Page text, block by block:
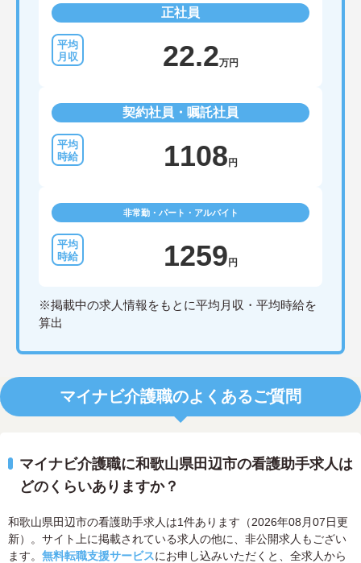
正社員
22.2万円
契約社員・嘱託社員
1108 円
非常勤・パート・アルバイト
1259 円
※掲載中の求人情報をもとに平均月収・平均時給を
算出
マイナビ介護職のよくあるご質問
マイナビ介護職に和歌山県田辺市の看護助手求人は
どのくらいありますか？
和歌山県田辺市の看護助手求人は1件あります（2026年08月07日更
新）。サイト上に掲載されている求人の他に、非公開求人もござい
ます。 無料転職支援サービスにお申し込みいただくと、全求人から